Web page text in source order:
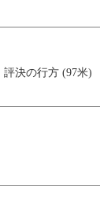
決の行方 (97米)